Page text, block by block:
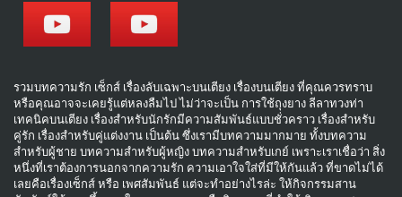
รวมบทความรัก เซ็กส์ เรื่องลับเฉพาะบนเตียง เรื่องบนเตียง ที่คุณควรทราบ
หรือคุณอาจจะเคยรู้แต่หลงลืมไป ไม่ว่าจะเป็น การใช้ถุงยาง ลีลาทวงท่า
เทคนิคบนเตียง เรื่องสำหรับนักรักมีความสัมพันธ์แบบชั่วคราว เรื่องสำหรับ
คู่รัก เรื่องสำหรับคู่แต่งงาน เป็นต้น ซึ่งเรามีบทความมากมาย ทั้งบทความ
สำหรับผู้ชาย บทความสำหรับผู้หญิง บทความสำหรับเกย์ เพราะเราเชื่อว่า สิ่ง
หนึ่งที่เราต้องการนอกจากความรัก ความเอาใจใส่ที่มีให้กันแล้ว ที่ขาดไม่ได้
เลยคือเรื่องเซ็กส์ หรือ เพศสัมพันธ์ แต่จะทำอย่างไรล่ะ ให้กิจกรรมสาน